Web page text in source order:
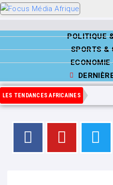
POLITIQUE
SPORTS &
LES TENDANCES AFRICAINES